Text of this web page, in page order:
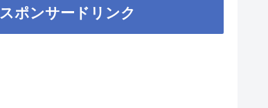
スポンサードリンク